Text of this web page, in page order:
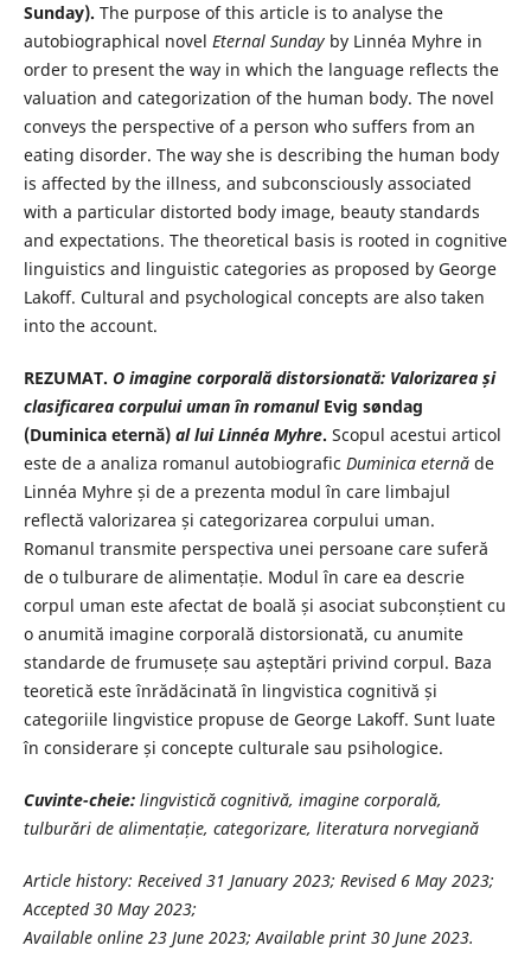
Sunday). The purpose of this article is to analyse the
autobiographical novel Eternal Sunday by Linnéa Myhre in
order to present the way in which the language reflects the
valuation and categorization of the human body. The novel
conveys the perspective of a person who suffers from an
eating disorder. The way she is describing the human body
is affected by the illness, and subconsciously associated
with a particular distorted body image, beauty standards
and expectations. The theoretical basis is rooted in cognitive
linguistics and linguistic categories as proposed by George
Lakoff. Cultural and psychological concepts are also taken
into the account.
REZUMAT. O imagine corporală distorsionată: Valorizarea și
clasificarea corpului uman în romanul Evig søndag
(Duminica eternă)al lui Linnéa Myhre. Scopul acestui articol
este de a analiza romanul autobiografic Duminica eternăde
Linnéa Myhre și de a prezenta modul în care limbajul
reflectă valorizarea și categorizarea corpului uman.
Romanul transmite perspectiva unei persoane care suferă
de o tulburare de alimentație. Modul în care ea descrie
corpul uman este afectat de boală și asociat subconștient cu
o anumită imagine corporală distorsionată, cu anumite
standarde de frumusețe sau așteptări privind corpul. Baza
teoretică este înrădăcinată în lingvistica cognitivă și
categoriile lingvistice propuse de George Lakoff. Sunt luate
în considerare și concepte culturale sau psihologice.
Cuvinte-cheie: lingvistică cognitivă, imagine corporală,
tulburări de alimentație, categorizare, literatura norvegiană
Article history: Received31 January 2023; Revised 6 May 2023;
Accepted30 May 2023;
Available online 23 June 2023; Available print 30 June 2023.